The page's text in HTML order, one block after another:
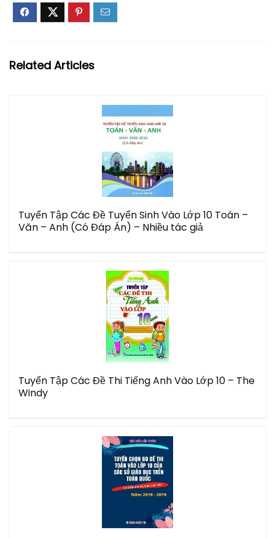
Related Articles
Tuyển Tập Các Đề Tuyển Sinh Vào Lớp 10 Toán –
Văn – Anh (Có Đáp Án) – Nhiều tác giả
Tuyển Tập Các Đề Thi Tiếng Anh Vào Lớp 10 – The
Windy